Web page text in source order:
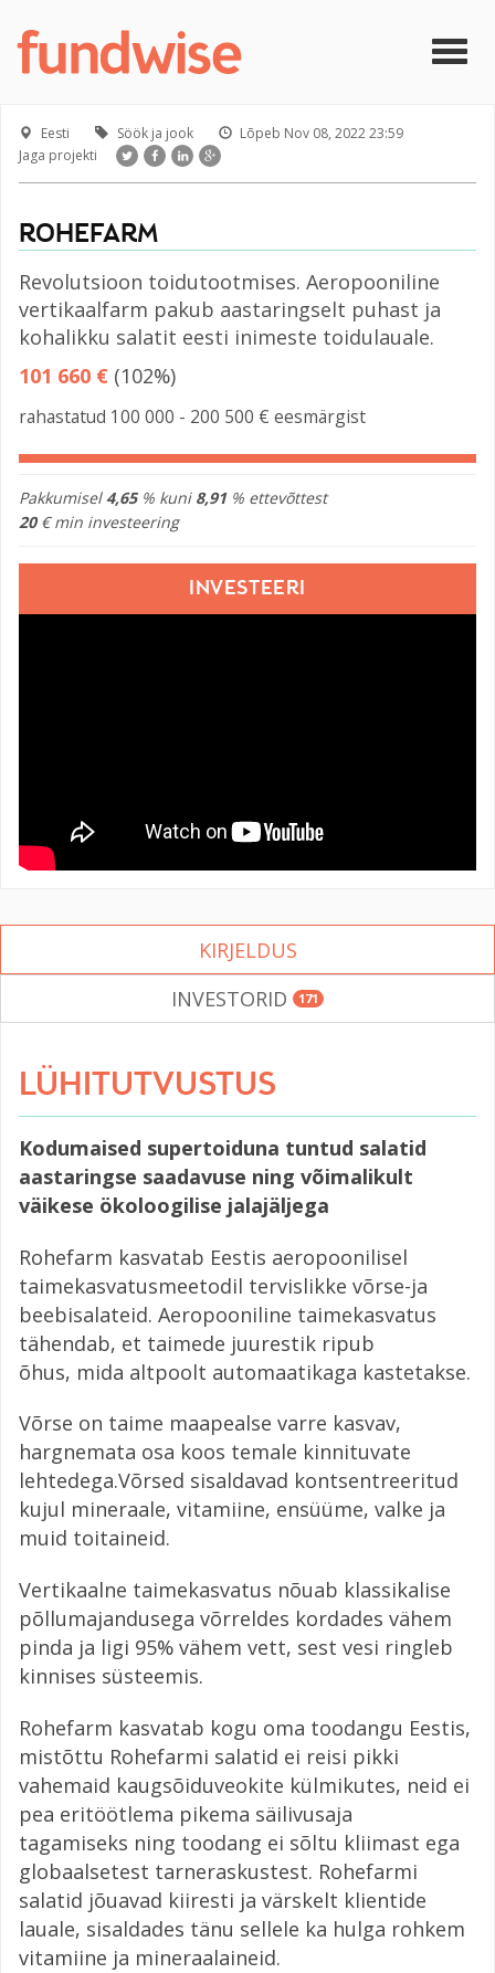
Eesti Söök ja jook Lõpeb Nov 08, 2022 23:59
Jaga projekti
ROHEFARM
Revolutsioon toidutootmises. Aeropooniline
vertikaalfarm pakub aastaringselt puhast ja
kohalikku salatit eesti inimeste toidulauale.
101 660 € (102%)
rahastatud 100 000 - 200 500 € eesmärgist
Pakkumisel 4,65% kuni 8,91% ettevõttest
20€ min investeering
INVESTEERI
KIRJELDUS
INVESTORID 171
LÜHITUTVUSTUS
Kodumaised supertoiduna tuntud salatid
aastaringse saadavuse ning võimalikult
väikese ökoloogilise jalajäljega
Rohefarm kasvatab Eestis aeropoonilisel
taimekasvatusmeetodil tervislikke võrse-ja
beebisalateid. Aeropooniline taimekasvatus
tähendab, et taimede juurestik ripub
õhus, mida altpoolt automaatikaga kastetakse.
Võrse on taime maapealse varre kasvav,
hargnemata osa koos temale kinnituvate
lehtedega.Võrsed sisaldavad kontsentreeritud
kujul mineraale, vitamiine, ensüüme, valke ja
muid toitaineid.
Vertikaalne taimekasvatus nõuab klassikalise
põllumajandusega võrreldes kordades vähem
pinda ja ligi 95% vähem vett, sest vesi ringleb
kinnises süsteemis.
Rohefarm kasvatab kogu oma toodangu Eestis,
mistõttu Rohefarmi salatid ei reisi pikki
vahemaid kaugsõiduveokite külmikutes, neid ei
pea eritöötlema pikema säilivusaja
tagamiseks ning toodang ei sõltu kliimast ega
globaalsetest tarneraskustest. Rohefarmi
salatid jõuavad kiiresti ja värskelt klientide
lauale, sisaldades tänu sellele ka hulga rohkem
vitamiine ja mineraalaineid.